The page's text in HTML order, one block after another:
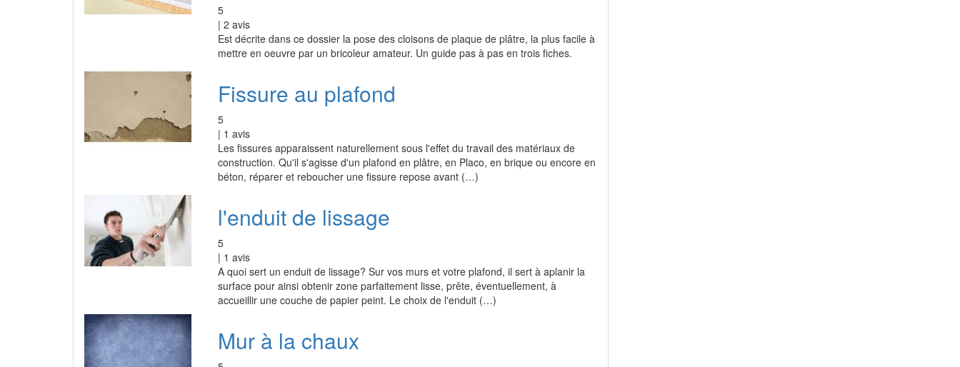
5
| 2 avis
Est décrite dans ce dossier la pose des cloisons de plaque de plâtre, la plus facile à
mettre en oeuvre par un bricoleur amateur. Un guide pas à pas en trois fiches.
Fissure au plafond
5
| 1 avis
Les fissures apparaissent naturellement sous l'effet du travail des matériaux de
construction. Qu'il s'agisse d'un plafond en plâtre, en Placo, en brique ou encore en
béton, réparer et reboucher une fissure repose avant (…)
l'enduit de lissage
5
| 1 avis
A quoi sert un enduit de lissage? Sur vos murs et votre plafond, il sert à aplanir la
surface pour ainsi obtenir zone parfaitement lisse, prête, éventuellement, à
accueillir une couche de papier peint. Le choix de l'enduit (…)
Mur à la chaux